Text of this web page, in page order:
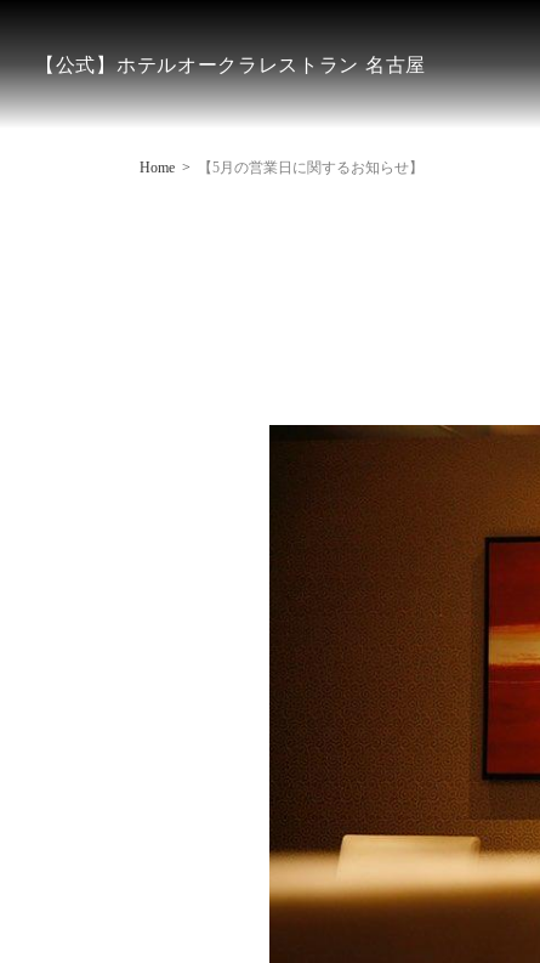
【公式】ホテルオークラレストラン 名古屋
Home 【5月の営業日に関するお知らせ】